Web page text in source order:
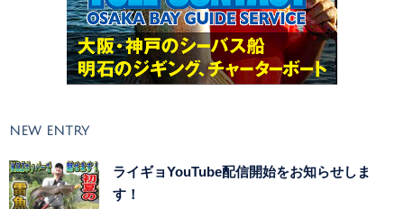
NEW ENTRY
ライギョYouTube配信開始をお知らせしま
す！